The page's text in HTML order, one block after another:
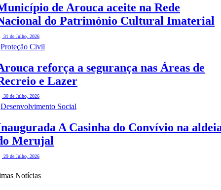
de Arouca aceite na Rede
do Património Cultural Imaterial
31 de Julho, 2026
Proteção Civil
reforça a segurança nas Áreas de
e Lazer
30 de Julho, 2026
Desenvolvimento Social
A Casinha do Convívio na
Merujal
29 de Julho, 2026
Notícias